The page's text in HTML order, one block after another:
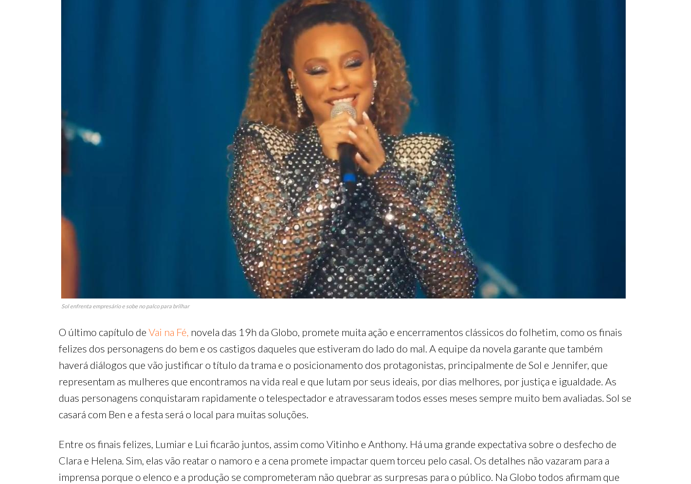
Sol enfrenta empresário e sobe no palco para brilhar
O último capítulo de Vai na Fé, novela das 19h da Globo, promete muita ação e encerramentos clássicos do folhetim, como os finais
felizes dos personagens do bem e os castigos daqueles que estiveram do lado do mal. A equipe da novela garante que também
haverá diálogos que vão justificar o título da trama e o posicionamento dos protagonistas, principalmente de Sol e Jennifer, que
representam as mulheres que encontramos na vida real e que lutam por seus ideais, por dias melhores, por justiça e igualdade. As
duas personagens conquistaram rapidamente o telespectador e atravessaram todos esses meses sempre muito bem avaliadas. Sol se
casará com Ben e a festa será o local para muitas soluções.
Entre os finais felizes, Lumiar e Lui ficarão juntos, assim como Vitinho e Anthony. Há uma grande expectativa sobre o desfecho de
Clara e Helena. Sim, elas vão reatar o namoro e a cena promete impactar quem torceu pelo casal. Os detalhes não vazaram para a
imprensa porque o elenco e a produção se comprometeram não quebrar as surpresas para o público. Na Globo todos afirmam que